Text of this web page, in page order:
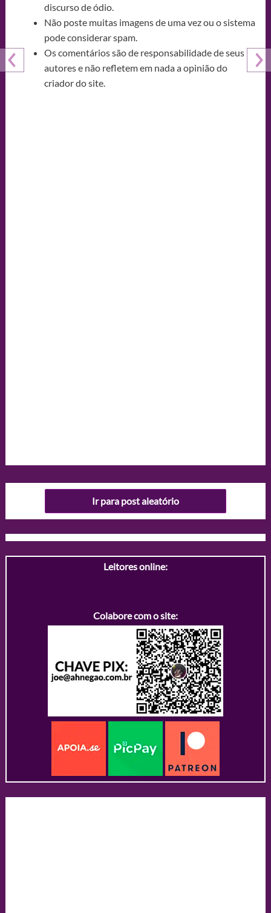
discurso de ódio.
Não poste muitas imagens de uma vez ou o sistema
pode considerar spam.
Os comentários são de responsabilidade de seus
autores e não refletem em nada a opinião do
criador do site.
Ir para post aleatório
Leitores online:
Colabore com o site: